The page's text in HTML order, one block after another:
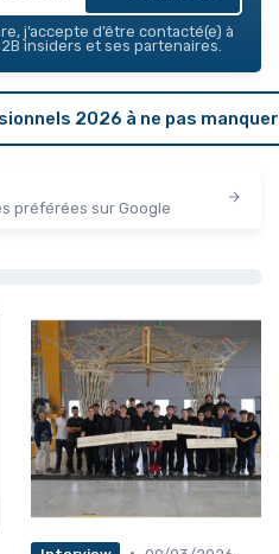
j’accepte d’être contacté(e) à
insiders et ses partenaires.
2026 à ne pas manquer
préférées sur Google